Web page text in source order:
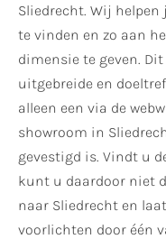
Sliedrecht. Wij
te vinden en zo aan
dimensie te geven.
uitgebreide en
alleen een via de
showroom in
gevestigd is. Vindt u
kunt u daardoor niet
naar Sliedrecht en
voorlichten door één